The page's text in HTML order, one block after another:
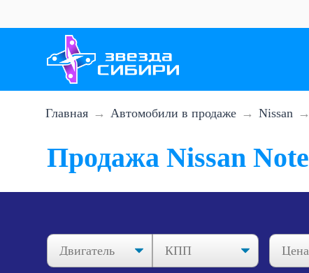
Главная Автомобили в продаже Nissan
Продажа Nissan Note